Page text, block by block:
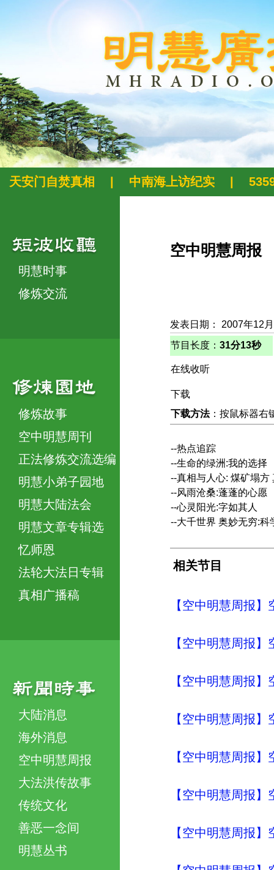
天安门自焚真相 中南海上访纪实
明慧时事
修炼交流
修炼故事
空中明慧周刊
正法修炼交流选编
明慧小弟子园地
明慧大陆法会
明慧文章专辑选
忆师恩
法轮大法日专辑
真相广播稿
大陆消息
海外消息
空中明慧周报
大法洪传故事
传统文化
善恶一念间
明慧丛书
空中明慧周报
发表日期： 2007年12
节目长度： 31分13秒
在线收听
下载
下载方法：按鼠标器右
--热点追踪
--生命的绿洲:我的选择
--真相与人心: 煤矿塌方
--风雨沧桑:蓬蓬的心愿
--心灵阳光:字如其人
--大千世界 奥妙无穷:科
相关节目
【空中明慧周报
【空中明慧周报
【空中明慧周报
【空中明慧周报
【空中明慧周报
【空中明慧周报
【空中明慧周报